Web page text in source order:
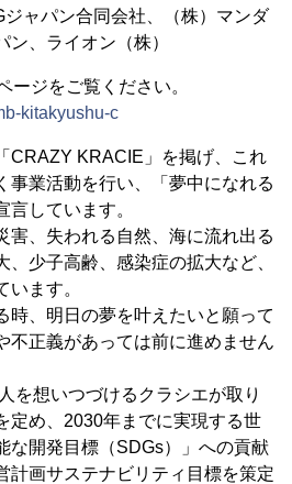
ャパン合同会社、（株）マンダ
ン、ライオン（株）
ージをご覧ください。
kitakyushu-c
CRAZY KRACIE」を掲げ、これ
事業活動を行い、「夢中になれる
言しています。
害、失われる自然、海に流れ出る
、少子高齢、感染症の拡大など、
います。
時、明日の夢を叶えたいと願って
不正義があっては前に進めません
を想いつづけるクラシエが取り
定め、2030年までに実現する世
な開発目標（SDGs）」への貢献
計画サステナビリティ目標を策定